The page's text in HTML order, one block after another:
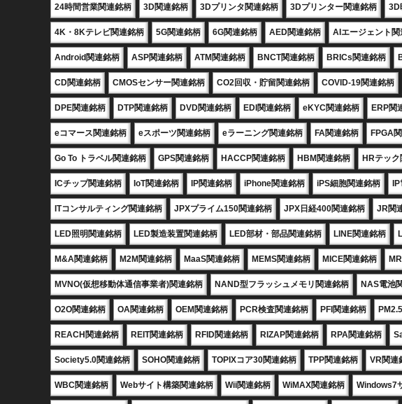
24時間営業関連銘柄 3D関連銘柄 3Dプリンタ関連銘柄 3Dプリンター関連銘柄 3D
4K・8Kテレビ関連銘柄 5G関連銘柄 6G関連銘柄 AED関連銘柄 AIエージェント関
Android関連銘柄 ASP関連銘柄 ATM関連銘柄 BNCT関連銘柄 BRICs関連銘柄
CD関連銘柄 CMOSセンサー関連銘柄 CO2回収・貯留関連銘柄 COVID-19関連銘柄
DPE関連銘柄 DTP関連銘柄 DVD関連銘柄 EDI関連銘柄 eKYC関連銘柄 ERP関
eコマース関連銘柄 eスポーツ関連銘柄 eラーニング関連銘柄 FA関連銘柄 FPGA
Go To トラベル関連銘柄 GPS関連銘柄 HACCP関連銘柄 HBM関連銘柄 HRテッ
ICチップ関連銘柄 IoT関連銘柄 IP関連銘柄 iPhone関連銘柄 iPS細胞関連銘柄
ITコンサルティング関連銘柄 JPXプライム150関連銘柄 JPX日経400関連銘柄 JR関
LED照明関連銘柄 LED製造装置関連銘柄 LED部材・部品関連銘柄 LINE関連銘柄
M&A関連銘柄 M2M関連銘柄 MaaS関連銘柄 MEMS関連銘柄 MICE関連銘柄
MVNO(仮想移動体通信事業者)関連銘柄 NAND型フラッシュメモリ関連銘柄 NAS電池
O2O関連銘柄 OA関連銘柄 OEM関連銘柄 PCR検査関連銘柄 PFI関連銘柄
REACH関連銘柄 REIT関連銘柄 RFID関連銘柄 RIZAP関連銘柄 RPA関連銘柄
Society5.0関連銘柄 SOHO関連銘柄 TOPIXコア30関連銘柄 TPP関連銘柄 VR関連
WBC関連銘柄 Webサイト構築関連銘柄 Wii関連銘柄 WiMAX関連銘柄 Windows7